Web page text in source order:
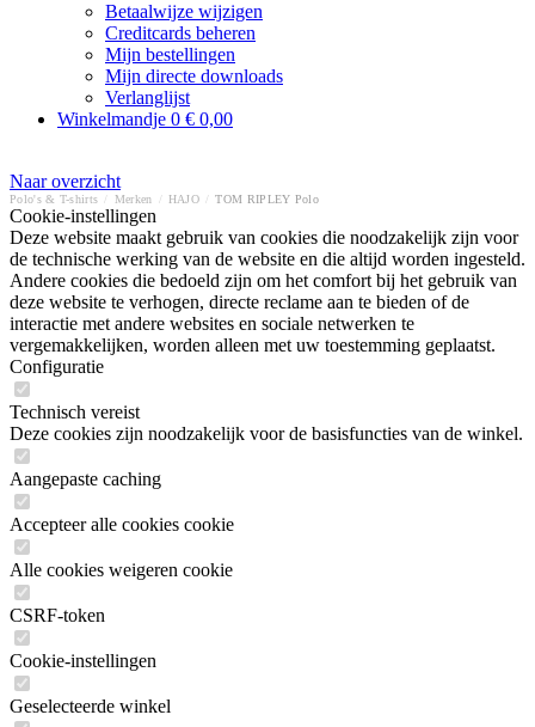
Betaalwijze wijzigen
Creditcards beheren
Mijn bestellingen
Mijn directe downloads
Verlanglijst
Winkelmandje 0 € 0,00
Naar overzicht
Polo's & T-shirts Merken HAJO TOM RIPLEY Polo
Cookie-instellingen
Deze website maakt gebruik van cookies die noodzakelijk zijn voor
de technische werking van de website en die altijd worden ingesteld.
Andere cookies die bedoeld zijn om het comfort bij het gebruik van
deze website te verhogen, directe reclame aan te bieden of de
interactie met andere websites en sociale netwerken te
vergemakkelijken, worden alleen met uw toestemming geplaatst.
Configuratie
Technisch vereist
Deze cookies zijn noodzakelijk voor de basisfuncties van de winkel.
Aangepaste caching
Accepteer alle cookies cookie
Alle cookies weigeren cookie
CSRF-token
Cookie-instellingen
Geselecteerde winkel